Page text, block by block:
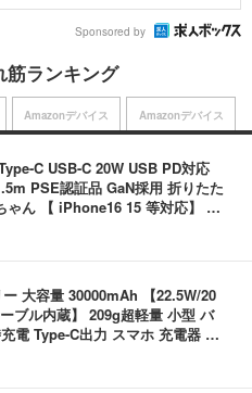
Sponsored by
ランキング
C USB-C 20W USB PD対応
PSE認証品 GaN採用 折りたた
ゃん 【 iPhone16 15 等対応】 E
大容量 30000mAh 【22.5W/20
ブル内蔵】 209g超軽量 小型 バ
電 Type-C出力 スマホ 充電器 LC
策 アウトドア/旅行/出張/防災/緊
Amazonデバイス Amazonデバイス